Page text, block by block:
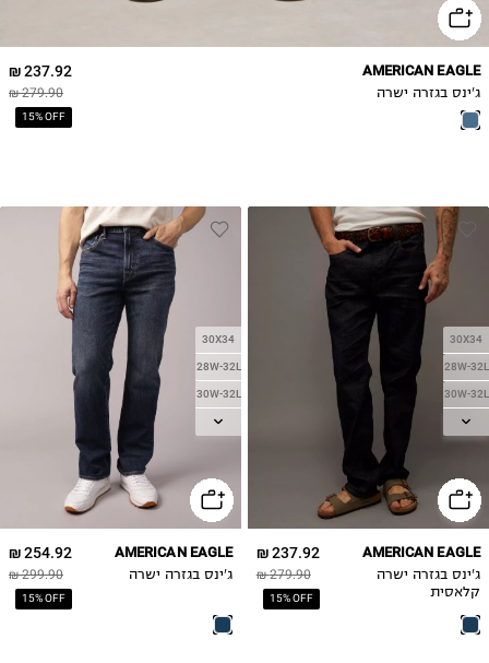
237.92 ₪
279.90 ₪
15% OFF
AMERICAN EAGLE
ג'ינס בגזרה ישרה
30X34
28W-32L
30W-32L
32W-32L
34W-34L
36W-32L
36W-34L
38W-32L
38W-34L
237.92 ₪
279.90 ₪
15% OFF
AMERICAN EAGLE
ג'ינס בגזרה ישרה
קלאסית
30X34
28W-32L
30W-32L
32W-32L
34W-34L
36W-32L
36W-34L
38W-34L
254.92 ₪
299.90 ₪
15% OFF
AMERICAN EAGLE
ג'ינס בגזרה ישרה